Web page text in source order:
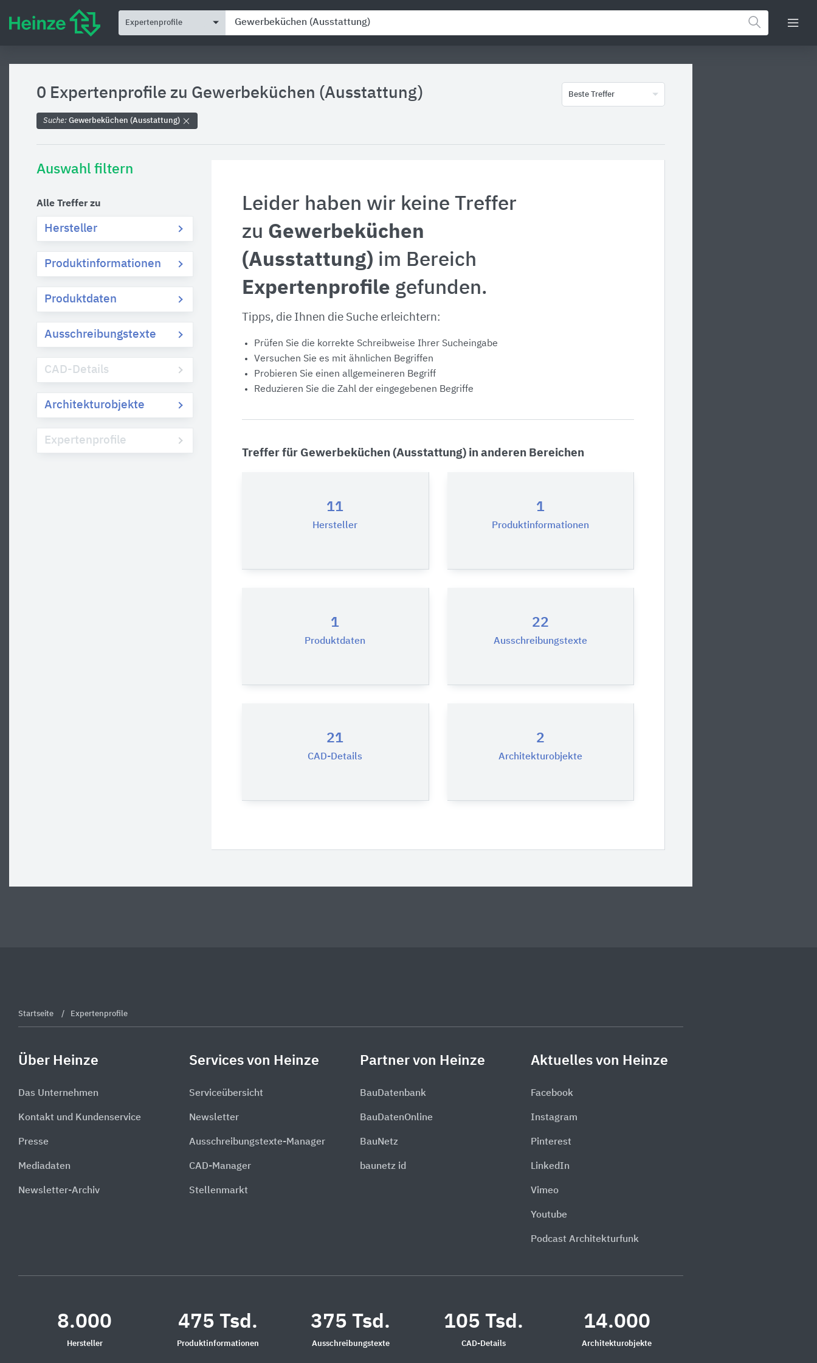
Expertenprofile
0 Expertenprofile zu Gewerbeküchen (Ausstattung) Beste Treffer
Suche: Gewerbeküchen (Ausstattung)
Auswahl filtern
Alle Treffer zu
Hersteller
Produktinformationen
Produktdaten
Ausschreibungstexte
CAD-Details
Architekturobjekte
Expertenprofile
Leider haben wir keine Treffer
zu Gewerbeküchen
(Ausstattung) im Bereich
Expertenprofile gefunden.
Tipps, die Ihnen die Suche erleichtern:
Prüfen Sie die korrekte Schreibweise Ihrer Sucheingabe
Versuchen Sie es mit ähnlichen Begriffen
Probieren Sie einen allgemeineren Begriff
Reduzieren Sie die Zahl der eingegebenen Begriffe
Treffer für Gewerbeküchen (Ausstattung) in anderen Bereichen
11
Hersteller
1
Produktinformationen
1
Produktdaten
22
Ausschreibungstexte
21
CAD-Details
2
Architekturobjekte
Startseite Expertenprofile
Über Heinze
Das Unternehmen
Kontakt und Kundenservice
Presse
Mediadaten
Newsletter-Archiv
Services von Heinze
Serviceübersicht
Newsletter
Ausschreibungstexte-Manager
CAD-Manager
Stellenmarkt
Partner von Heinze
BauDatenbank
BauDatenOnline
BauNetz
baunetz id
Aktuelles von Heinze
Facebook
Instagram
Pinterest
LinkedIn
Vimeo
Youtube
Podcast Architekturfunk
8.000
Hersteller
475 Tsd.
Produktinformationen
375 Tsd.
Ausschreibungstexte
105 Tsd.
CAD-Details
14.000
Architekturobjekte